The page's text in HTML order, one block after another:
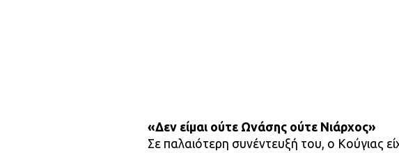
«Δεν είμαι ούτε Ωνάσης ούτε Νιάρχος»
Σε παλαιότερη συνέντευξή του, ο Κούγιας